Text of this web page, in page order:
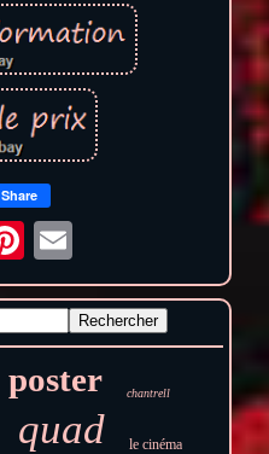
Share
poster chantrell
quad le cinéma